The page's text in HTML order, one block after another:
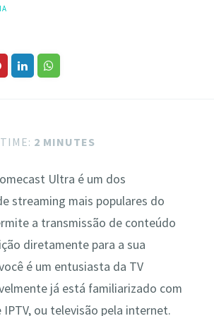
2 MINUTES
Ultra é um dos
streaming mais populares do
a transmissão de conteúdo
diretamente para a sua
é um entusiasta da TV
já está familiarizado com
ou televisão pela internet.